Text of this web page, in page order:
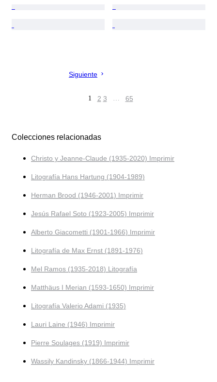
Siguiente
1 2 3 … 65
Colecciones relacionadas
Christo y Jeanne-Claude (1935-2020) Imprimir
Litografía Hans Hartung (1904-1989)
Herman Brood (1946-2001) Imprimir
Jesús Rafael Soto (1923-2005) Imprimir
Alberto Giacometti (1901-1966) Imprimir
Litografía de Max Ernst (1891-1976)
Mel Ramos (1935-2018) Litografía
Matthäus I Merian (1593-1650) Imprimir
Litografía Valerio Adami (1935)
Lauri Laine (1946) Imprimir
Pierre Soulages (1919) Imprimir
Wassily Kandinsky (1866-1944) Imprimir